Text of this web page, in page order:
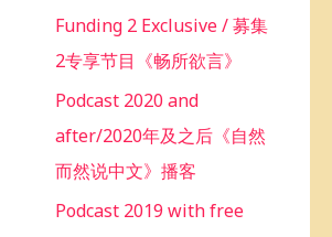
Funding 2 Exclusive / 募集
2专享节目《畅所欲言》
Podcast 2020 and
after/2020年及之后《自然
而然说中文》播客
Podcast 2019 with free